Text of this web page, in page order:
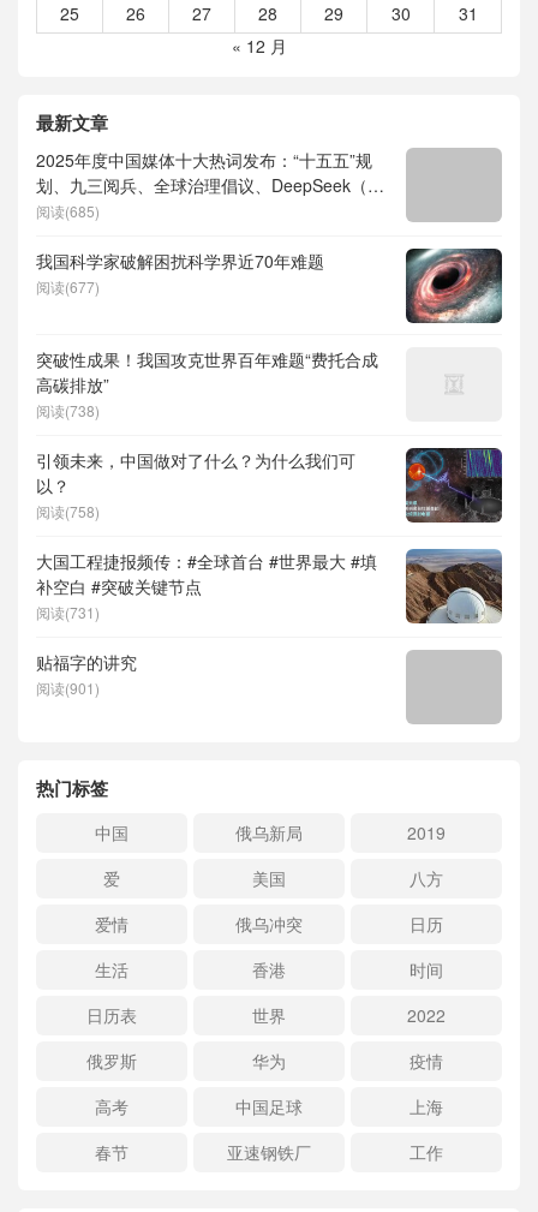
25
26 27 28 29 30
31
« 12 月
最新文章
2025年度中国媒体十大热词发布：“十五五”规
划、九三阅兵、全球治理倡议、DeepSeek（深
度求索）、人形机器人、苏超、票根经济、育
阅读(685)
我国科学家破解困扰科学界近70年难题
阅读(677)
突破性成果！我国攻克世界百年难题“费托合成
高碳排放”
阅读(738)
引领未来，中国做对了什么？为什么我们可
以？
阅读(758)
大国工程捷报频传：#全球首台 #世界最大 #填
补空白 #突破关键节点
阅读(731)
贴福字的讲究
阅读(901)
热门标签
中国 俄乌新局
2019
爱
美国
八方
爱情
俄乌冲突
日历
生活
香港
时间
日历表
世界
2022
俄罗斯
华为
疫情
高考
中国足球
上海
春节
亚速钢铁厂 工作